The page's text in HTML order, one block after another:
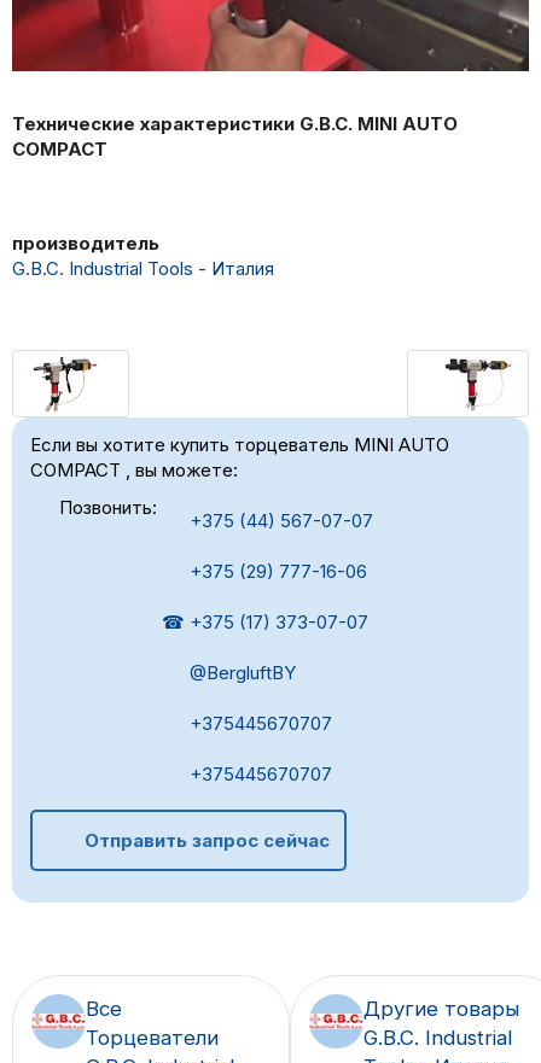
Технические характеристики G.B.C. MINI AUTO
COMPACT
производитель
G.B.C. Industrial Tools - Италия
Если вы хотите купить торцеватель MINI AUTO
COMPACT , вы можете:
Позвонить:
+375 (44) 567-07-07
+375 (29) 777-16-06
☎ +375 (17) 373-07-07
@BergluftBY
+375445670707
+375445670707
Отправить запрос сейчас
Все
Торцеватели
Другие товары
G.B.C. Industrial